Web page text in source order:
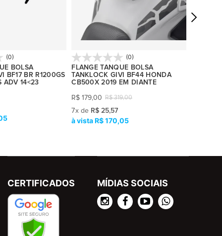
(0)
BOLSA
BF17 BR R1200GS
ADV 14<23
(0)
FLANGE TANQUE BOLSA
TANKLOCK GIVI BF44 HONDA
CB500X 2019 EM DIANTE
R$ 319,00
R$ 179,00
7x de R$ 25,57
R$ 170,05
CERTIFICADOS MÍDIAS SOCIAIS